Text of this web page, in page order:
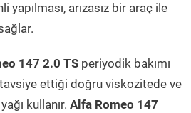
yapılması, arızasız bir araç ile
147 2.0 TS periyodik bakımı
ettiği doğru viskozitede ve
kullanır. Alfa Romeo 147